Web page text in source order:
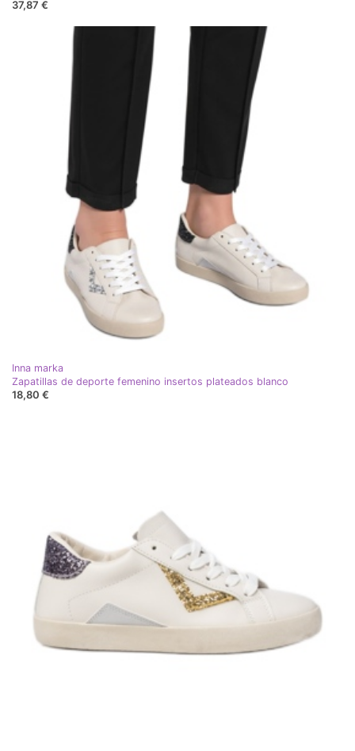
37,87 €
Inna marka
Zapatillas de deporte femenino insertos plateados blanco
18,80 €